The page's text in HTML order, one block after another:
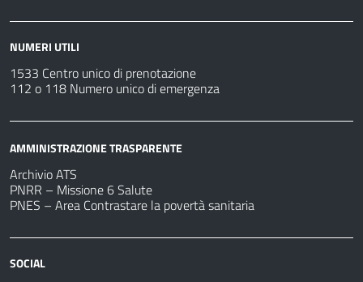
NUMERI UTILI
1533 Centro unico di prenotazione
112 o 118 Numero unico di emergenza
AMMINISTRAZIONE TRASPARENTE
Archivio ATS
PNRR – Missione 6 Salute
PNES – Area Contrastare la povertà sanitaria
SOCIAL